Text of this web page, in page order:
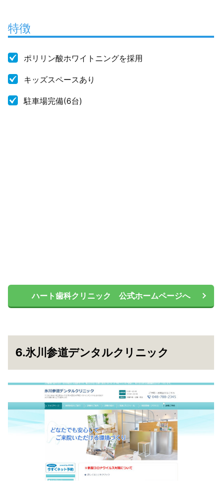
特徴
ポリリン酸ホワイトニングを採用
キッズスペースあり
駐車場完備(6台)
ハート歯科クリニック 公式ホームページへ
6.氷川参道デンタルクリニック